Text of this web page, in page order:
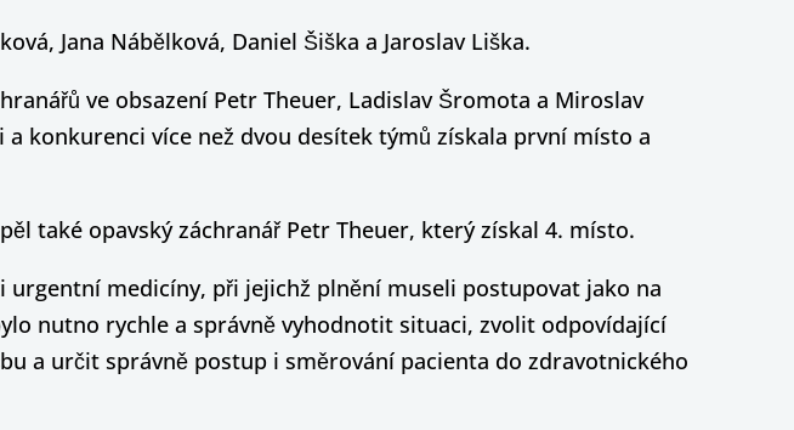
Jana Nábělková, Daniel Šiška a Jaroslav Liška.
ve obsazení Petr Theuer, Ladislav Šromota a Miroslav
konkurenci více než dvou desítek týmů získala první místo a
také opavský záchranář Petr Theuer, který získal 4. místo.
medicíny, při jejichž plnění museli postupovat jako na
nutno rychle a správně vyhodnotit situaci, zvolit odpovídající
a určit správně postup i směrování pacienta do zdravotnického